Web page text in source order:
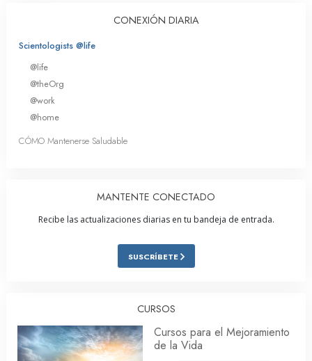
CONEXIÓN DIARIA
Scientologists @life
@life
@theOrg
@work
@home
CÓMO Mantenerse Saludable
MANTENTE CONECTADO
Recibe las actualizaciones diarias en tu bandeja de entrada.
SUSCRÍBETE
CURSOS
Cursos para el Mejoramiento
de la Vida